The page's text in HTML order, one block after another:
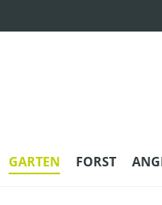
GARTEN FORST